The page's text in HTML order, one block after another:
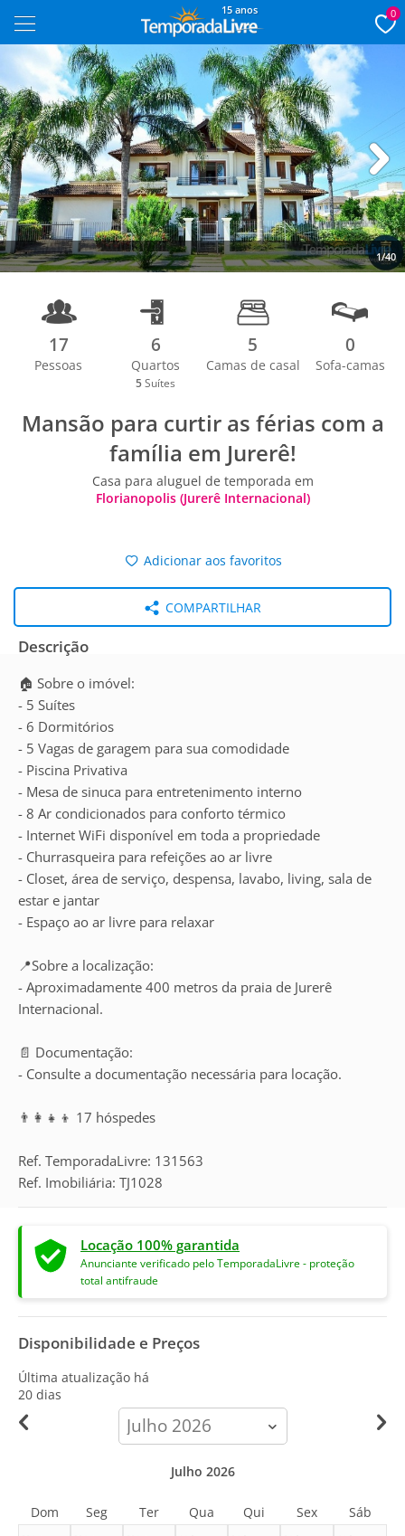
15 anos 0
1/40
Next
17
Pessoas
6
Quartos
5 Suítes
5
Camas de casal
0
Sofa-camas
Mansão para curtir as férias com a
família em Jurerê!
Casa para aluguel de temporada em
Florianopolis (Jurerê Internacional)
Adicionar aos favoritos
COMPARTILHAR
Descrição
🏠 Sobre o imóvel:
- 5 Suítes
- 6 Dormitórios
- 5 Vagas de garagem para sua comodidade
- Piscina Privativa
- Mesa de sinuca para entretenimento interno
- 8 Ar condicionados para conforto térmico
- Internet WiFi disponível em toda a propriedade
- Churrasqueira para refeições ao ar livre
- Closet, área de serviço, despensa, lavabo, living, sala de
estar e jantar
- Espaço ao ar livre para relaxar
📍Sobre a localização:
- Aproximadamente 400 metros da praia de Jurerê
Internacional.
📄 Documentação:
- Consulte a documentação necessária para locação.
👨‍👩‍👧‍👦 17 hóspedes
Ref. TemporadaLivre: 131563
Ref. Imobiliária: TJ1028
Locação 100% garantida
Anunciante verificado pelo TemporadaLivre - proteção
total antifraude
Disponibilidade e Preços
Última atualização há
20 dias
calendar-
month
Julho 2026
Dom Seg Ter Qua Qui Sex Sáb